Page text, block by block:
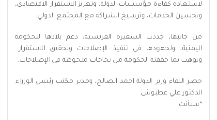
لاستعادة كفاءة مؤسسات الدولة، وتعزيز الاستقرار الاقتصادي،
وتحسين الخدمات، وترسيخ الشراكة مع المجتمع الدولي.
من جانبها، جددت السفيرة الفرنسية، دعم بلادها للحكومة
اليمنية، ولجهودها في تنفيذ الإصلاحات وتحقيق الاستقرار..
ونوهت بما حققته الحكومة من نجاحات ملحوظة في الإصلاحات.
حضر اللقاء وزير الدولة احمد الصالح، ومدير مكتب رئيس الوزراء
الدكتور علي عطبوش.
*سبأنت